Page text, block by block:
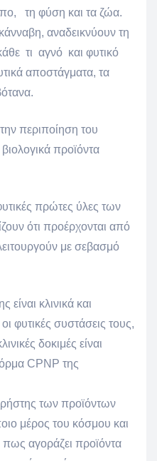
τη φύση και τα ζώα.
αναδεικνύουν τη
τι αγνό και φυτικό
αποστάγματα, τα
περιποίηση του
προϊόντα
πρώτες ύλες των
ότι προέρχονται από
με σεβασμό
κλινικά και
φυτικές συστάσεις τους,
δοκιμές είναι
CPNP της
των προϊόντων
μέρος του κόσμου και
πως αγοράζει προϊόντα